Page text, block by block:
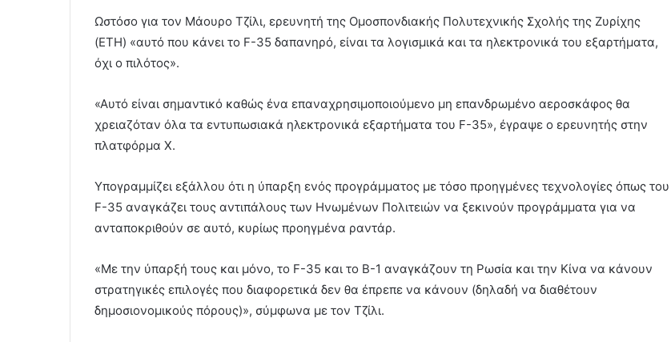
Ωστόσο για τον Μάουρο Τζίλι, ερευνητή της Ομοσπονδιακής Πολυτεχνικής Σχολής της Ζυρίχης
(ETH) «αυτό που κάνει το F-35 δαπανηρό, είναι τα λογισμικά και τα ηλεκτρονικά του εξαρτήματα,
όχι ο πιλότος».
«Αυτό είναι σημαντικό καθώς ένα επαναχρησιμοποιούμενο μη επανδρωμένο αεροσκάφος θα
χρειαζόταν όλα τα εντυπωσιακά ηλεκτρονικά εξαρτήματα του F-35», έγραψε ο ερευνητής στην
πλατφόρμα Χ.
Υπογραμμίζει εξάλλου ότι η ύπαρξη ενός προγράμματος με τόσο προηγμένες τεχνολογίες όπως του
F-35 αναγκάζει τους αντιπάλους των Ηνωμένων Πολιτειών να ξεκινούν προγράμματα για να
ανταποκριθούν σε αυτό, κυρίως προηγμένα ραντάρ.
«Με την ύπαρξή τους και μόνο, το F-35 και το B-1 αναγκάζουν τη Ρωσία και την Κίνα να κάνουν
στρατηγικές επιλογές που διαφορετικά δεν θα έπρεπε να κάνουν (δηλαδή να διαθέτουν
δημοσιονομικούς πόρους)», σύμφωνα με τον Τζίλι.